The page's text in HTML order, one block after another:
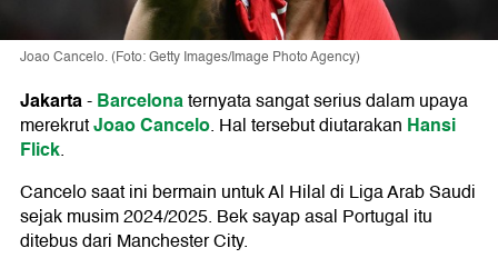
Joao Cancelo. (Foto: Getty Images/Image Photo Agency)
Jakarta-Barcelonaternyata sangat serius dalam upaya
merekrutJoao Cancelo. Hal tersebut diutarakan Hansi
Flick.
Cancelo saat ini bermain untuk Al Hilal di Liga Arab Saudi
sejak musim 2024/2025. Bek sayap asal Portugal itu
ditebus dari Manchester City.